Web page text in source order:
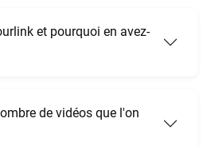
et pourquoi en avez-
de vidéos que l'on